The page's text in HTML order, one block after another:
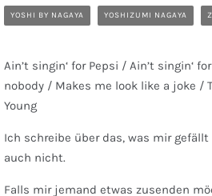
YOSHI BY NAGAYA YOSHIZUMI NAGAYA
Ain’t singin‘ for Pepsi / Ain’t singin‘
nobody / Makes me look like a joke /
Young
Ich schreibe über das, was mir
auch nicht.
Falls mir jemand etwas zusenden